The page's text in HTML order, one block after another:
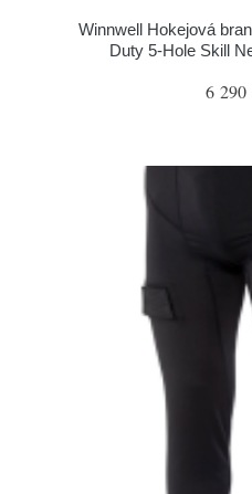
Winnwell Hokejová
Duty 5-Hole Skill
6